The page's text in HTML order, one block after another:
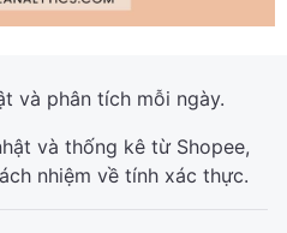
và phân tích mỗi ngày.
và thống kê từ Shopee,
nhiệm về tính xác thực.